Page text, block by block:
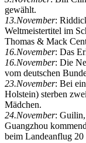
gewählt.
13.November:
Weltmeistertitel im
Thomas & Mack
16.November: Das
16.November: Die
vom deutschen
23.November: Bei
Holstein) sterben
Mädchen.
24.November: Guilin,
Guangzhou
beim Landeanflug